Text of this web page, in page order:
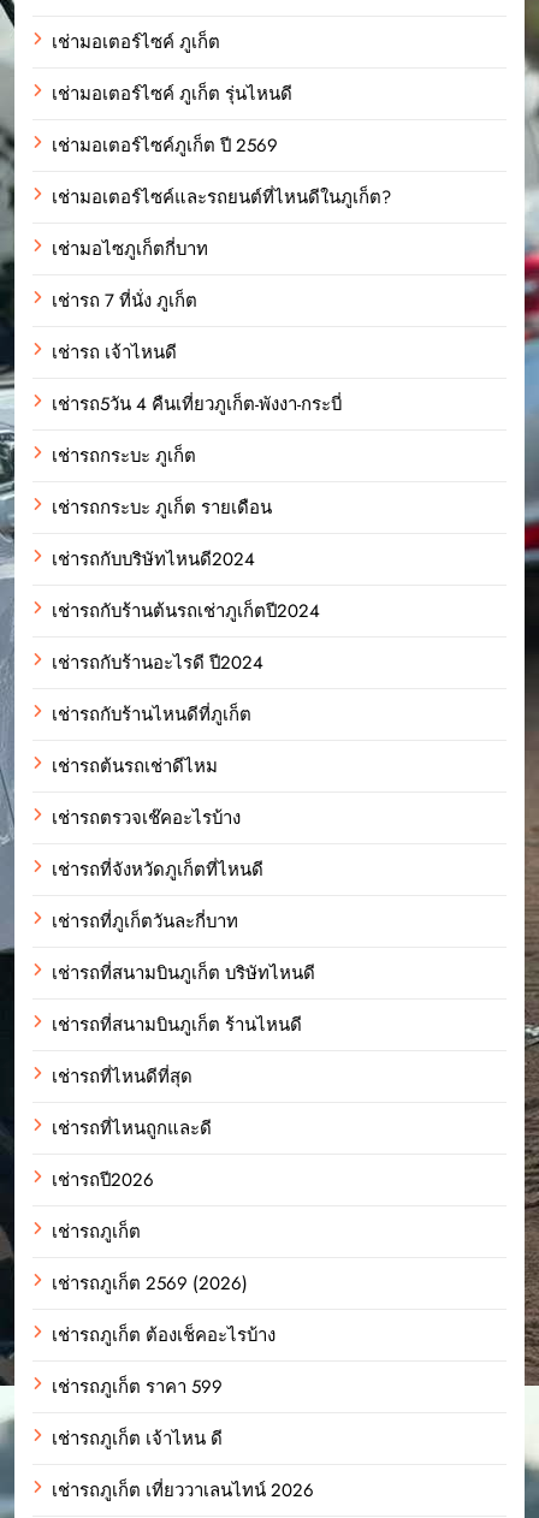
เช่ามอเตอร์ไซค์ ภูเก็ต
เช่ามอเตอร์ไซค์ ภูเก็ต รุ่นไหนดี
เช่ามอเตอร์ไซค์ภูเก็ต ปี 2569
เช่ามอเตอร์ไซค์และรถยนต์ที่ไหนดีในภูเก็ต?
เช่ามอไซภูเก็ตกี่บาท
เช่ารถ 7 ที่นั่ง ภูเก็ต
เช่ารถ เจ้าไหนดี
เช่ารถ5วัน 4 คืนเที่ยวภูเก็ต-พังงา-กระบี่
เช่ารถกระบะ ภูเก็ต
เช่ารถกระบะ ภูเก็ต รายเดือน
เช่ารถกับบริษัทไหนดี2024
เช่ารถกับร้านต้นรถเช่าภูเก็ตปี2024
เช่ารถกับร้านอะไรดี ปี2024
เช่ารถกับร้านไหนดีที่ภูเก็ต
เช่ารถต้นรถเช่าดีไหม
เช่ารถตรวจเช๊คอะไรบ้าง
เช่ารถที่จังหวัดภูเก็ตที่ไหนดี
เช่ารถที่ภูเก็ตวันละกี่บาท
เช่ารถที่สนามบินภูเก็ต บริษัทไหนดี
เช่ารถที่สนามบินภูเก็ต ร้านไหนดี
เช่ารถที่ไหนดีที่สุด
เช่ารถที่ไหนถูกและดี
เช่ารถปี2026
เช่ารถภูเก็ต
เช่ารถภูเก็ต 2569 (2026)
เช่ารถภูเก็ต ต้องเช็คอะไรบ้าง
เช่ารถภูเก็ต ราคา 599
เช่ารถภูเก็ต เจ้าไหน ดี
เช่ารถภูเก็ต เที่ยววาเลนไทน์ 2026